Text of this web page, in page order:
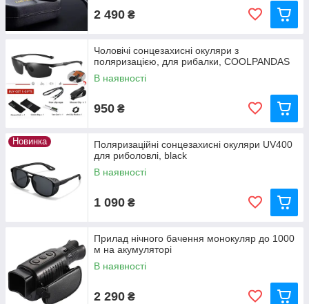
2 490 ₴
Чоловічі сонцезахисні окуляри з
поляризацією, для рибалки, COOLPANDAS
В наявності
950 ₴
Новинка
Поляризаційні сонцезахисні окуляри UV400
для риболовлі, black
В наявності
1 090 ₴
Прилад нічного бачення монокуляр до 1000
м на акумуляторі
В наявності
2 290 ₴